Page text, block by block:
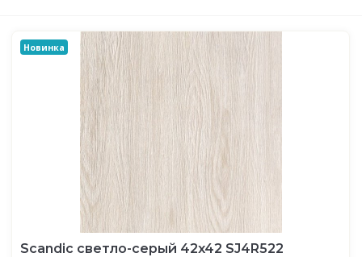
Новинка
Scandic светло-серый 42x42 SJ4R522